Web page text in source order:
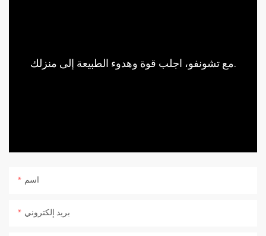
مع تشونفو، اجلب قوة وهدوء الطبيعة إلى منزلك.
اسم
بريد إلكتروني